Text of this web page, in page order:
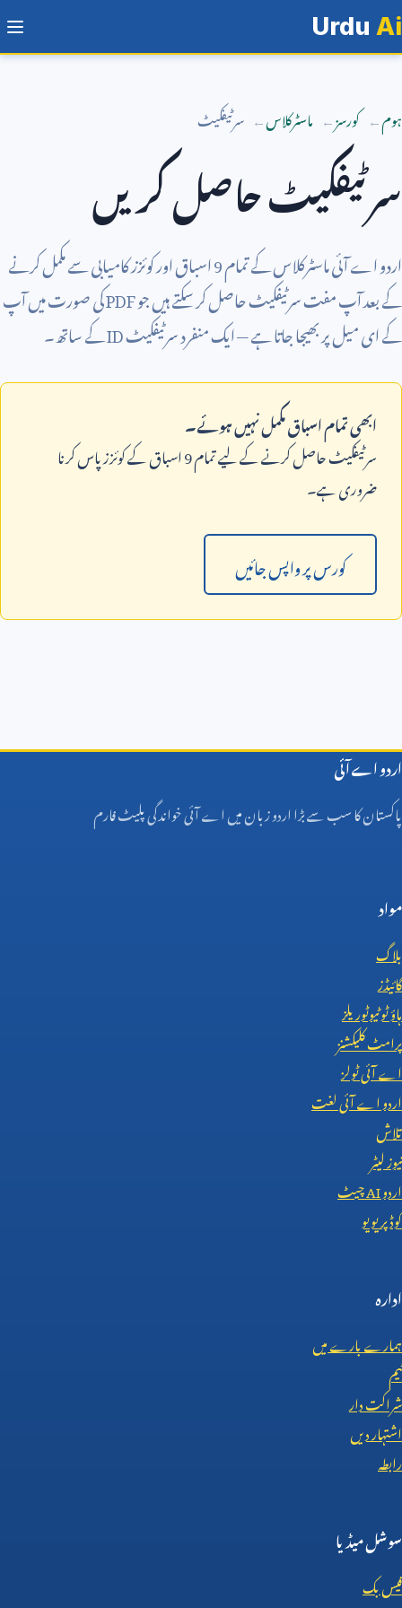
Urdu Ai
ہوم کورسز ماسٹرکلاس سرٹیفکیٹ
سرٹیفکیٹ حاصل کریں
اردو اے آئی ماسٹرکلاس کے تمام9اسباق اور کوئزز کامیابی سے مکمل کرنے
کے بعد آپ مفت سرٹیفکیٹ حاصل کر سکتے ہیں جوPDFکی صورت میں آپ
کے ای میل پر بھیجا جاتا ہے — ایک منفرد سرٹیفکیٹIDکے ساتھ۔
ابھی تمام اسباق مکمل نہیں ہوئے۔
سرٹیفکیٹ حاصل کرنے کے لیے تمام9اسباق کے کوئزز پاس کرنا
ضروری ہے۔
کورس پر واپس جائیں
اردو اے آئی
پاکستان کا سب سے بڑا اردو زبان میں اے آئی خواندگی پلیٹ فارم
مواد
بلاگ
گائیڈز
ہاؤ ٹو ٹیوٹوریلز
پرامٹ کلیکشنز
اے آئی ٹولز
اردو اے آئی لغت
تلاش
نیوز لیٹر
اردوAIچیٹ
کوڈ پریویو
ادارہ
ہمارے بارے میں
ٹیم
شراکت دار
اشتہار دیں
رابطہ
سوشل میڈیا
فیس بک